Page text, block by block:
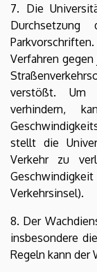
7. Die
Verfahren
verstößt. Um
verhindern,
stellt die
Verkehr zu
Verkehrsinsel).
8. Der
insbesondere
Regeln kann